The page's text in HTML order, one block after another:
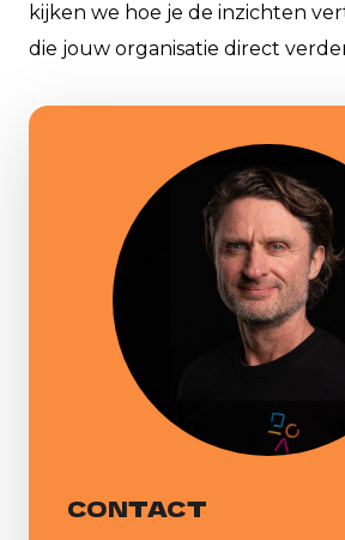
kijken we hoe je de inzichten
die jouw organisatie direct
CONTACT